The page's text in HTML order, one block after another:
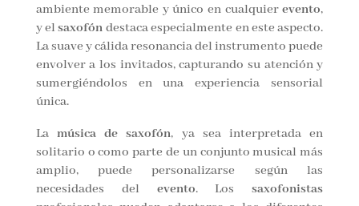
ambiente memorable y único en cualquierevento,
y elsaxofón destaca especialmente en este aspecto.
La suave y cálida resonancia del instrumento puede
envolver a los invitados, capturando su atención y
sumergiéndolos en una experiencia sensorial
única.
La música de saxofón, ya sea interpretada en
solitario o como parte de un conjunto musical más
amplio, puede personalizarse según las
necesidades del evento. Lossaxofonistas